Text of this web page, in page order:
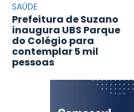
SAÚDE
Prefeitura de Suzano
inaugura UBS Parque
do Colégio para
contemplar 5 mil
pessoas